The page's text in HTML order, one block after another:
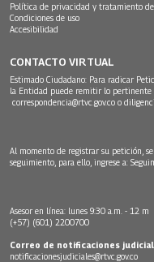
Política de privacidad y tratamiento de
Condiciones de uso
Accesibilidad
CONTACTO VIRTUAL
Estimado Ciudadano: Para radicar
la Entidad puede remitir lo pertinente
correspondencia@rtvc.gov.co o
Al momento de registrar su petición,
seguimiento, para ello, ingrese a:
Asesor en línea: lunes 9:30 a.m. - 12 m
(+57) (601) 2200700
Correo de notificaciones
notificacionesjudiciales@rtvc.gov.co